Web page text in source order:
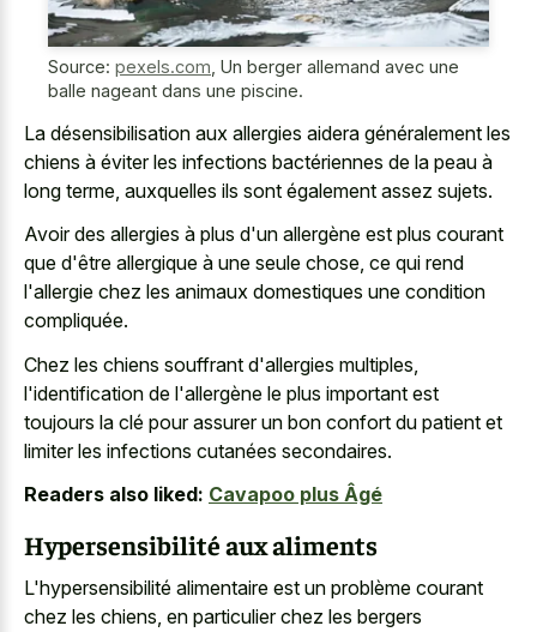
Source: pexels.com, Un berger allemand avec une
balle nageant dans une piscine.
La désensibilisation aux allergies aidera généralement les
chiens à éviter les infections bactériennes de la peau à
long terme, auxquelles ils sont également assez sujets.
Avoir des allergies à plus d'un allergène est plus courant
que d'être allergique à une seule chose, ce qui rend
l'allergie chez les animaux domestiques une condition
compliquée.
Chez les chiens souffrant d'allergies multiples,
l'identification de l'allergène le plus important est
toujours la clé pour assurer un bon confort du patient et
limiter les infections cutanées secondaires.
Readers also liked: Cavapoo plus Âgé
Hypersensibilité aux aliments
L'hypersensibilité alimentaire est un problème courant
chez les chiens, en particulier chez les bergers